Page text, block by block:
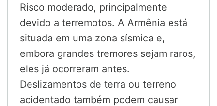
Risco moderado, principalmente
devido a terremotos. A Armênia está
situada em uma zona sísmica e,
embora grandes tremores sejam raros,
eles já ocorreram antes.
Deslizamentos de terra ou terreno
acidentado também podem causar